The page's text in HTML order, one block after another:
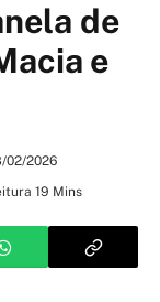
de
e
02/2026
19 Mins